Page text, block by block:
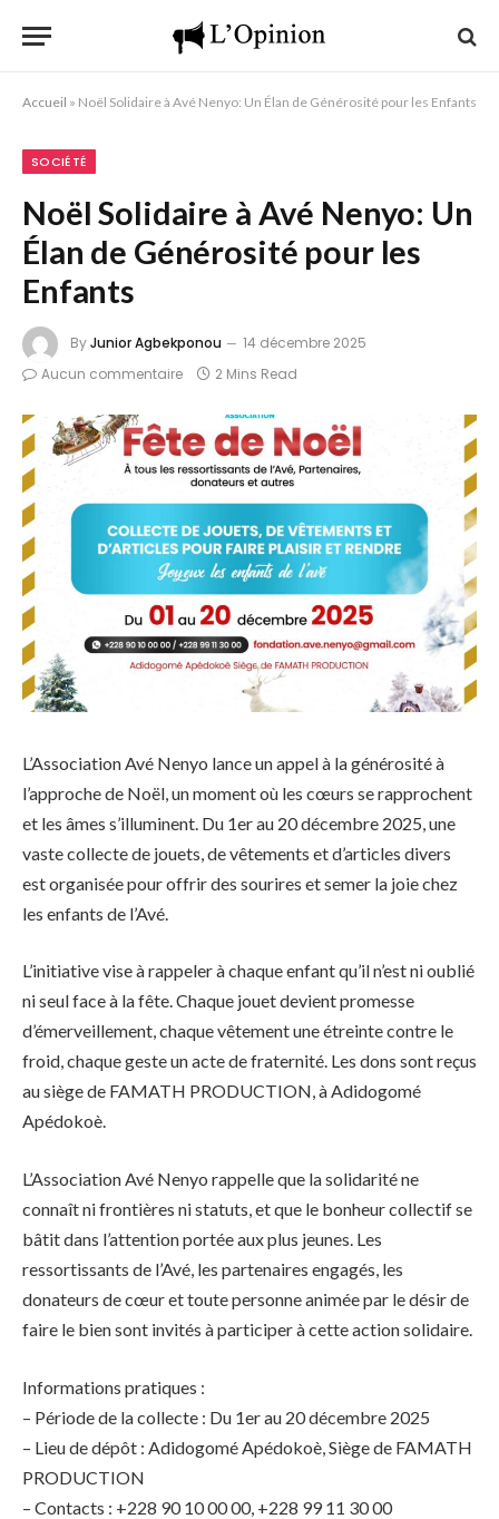
Accueil » Noël Solidaire à Avé Nenyo: Un Élan de Générosité pour les Enfants
SOCIÉTÉ
Noël Solidaire à Avé Nenyo: Un
Élan de Générosité pour les
Enfants
ByJunior Agbekponou
14 décembre 2025
Aucun commentaire
2 Mins Read
L’Association Avé Nenyo lance un appel à la générosité à
l’approche de Noël, un moment où les cœurs se rapprochent
et les âmes s’illuminent. Du 1er au 20 décembre 2025, une
vaste collecte de jouets, de vêtements et d’articles divers
est organisée pour offrir des sourires et semer la joie chez
les enfants de l’Avé.
L’initiative vise à rappeler à chaque enfant qu’il n’est ni oublié
ni seul face à la fête. Chaque jouet devient promesse
d’émerveillement, chaque vêtement une étreinte contre le
froid, chaque geste un acte de fraternité. Les dons sont reçus
au siège de FAMATH PRODUCTION, à Adidogomé
Apédokoè.
L’Association Avé Nenyo rappelle que la solidarité ne
connaît ni frontières ni statuts, et que le bonheur collectif se
bâtit dans l’attention portée aux plus jeunes. Les
ressortissants de l’Avé, les partenaires engagés, les
donateurs de cœur et toute personne animée par le désir de
faire le bien sont invités à participer à cette action solidaire.
Informations pratiques :
– Période de la collecte : Du 1er au 20 décembre 2025
– Lieu de dépôt : Adidogomé Apédokoè, Siège de FAMATH
PRODUCTION
– Contacts : +228 90 10 00 00, +228 99 11 30 00